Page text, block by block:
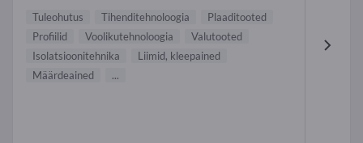
Tuleohutus Tihenditehnoloogia
Plaaditooted
Profiilid
Voolikutehnoloogia
Valutooted
Isolatsioonitehnika
Liimid, kleepained
Määrdeained
...